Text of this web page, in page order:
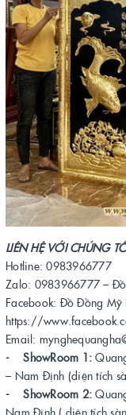
LIÊN HỆ VỚI CHÚNG
Hotline: 0983966777
Zalo: 0983966777 –
Facebook: Đồ Đồng
https://
Email:
- ShowRoom 1:
– Nam Định (diện tích
- ShowRoom 2:
Nam Định ( diện tích